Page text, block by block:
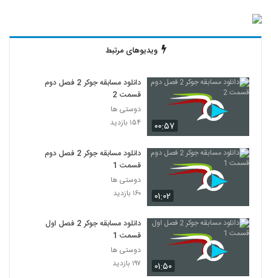
ویدیوهای مرتبط
۰۰:۵۷
دانلود مسابقه جوکر 2 فصل دوم
قسمت 2
دوستی ها
۱۵۴ بازدید
۰۱:۰۲
دانلود مسابقه جوکر 2 فصل دوم
قسمت 1
دوستی ها
۱۶۰ بازدید
۰۱:۵۰
دانلود مسابقه جوکر 2 فصل اول
قسمت 1
دوستی ها
۱۹۷ بازدید